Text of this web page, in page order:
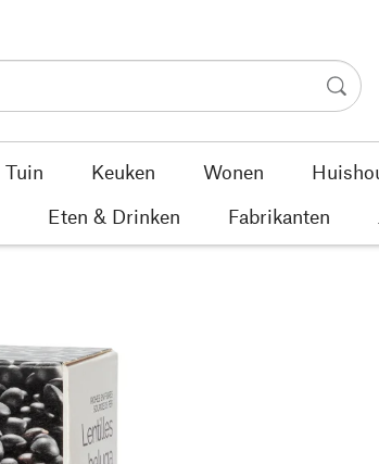
Tuin Keuken Wonen
Eten & Drinken Fabrikanten